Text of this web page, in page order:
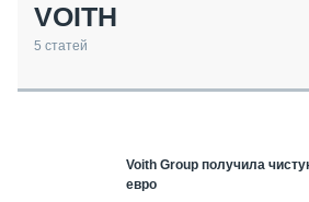
ТЕХНИКА КРУПНЫМ ПЛАНОМ
МЕРОПРИЯТИЯ
VOITH
5 статей
Voith Group получила
евро